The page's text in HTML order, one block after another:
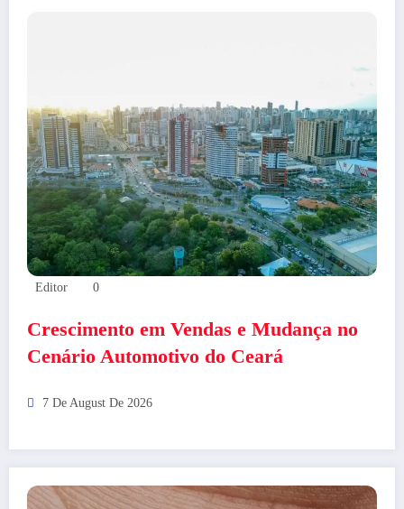
Editor 0
Crescimento em Vendas e Mudança no
Cenário Automotivo do Ceará
7 De August De 2026